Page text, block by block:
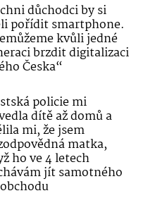
důchodci by si
pořídit smartphone.
kvůli jedné
brzdit digitalizaci
Česka“
policie mi
dítě až domů a
mi, že jsem
matka,
ho ve 4 letech
jít samotného